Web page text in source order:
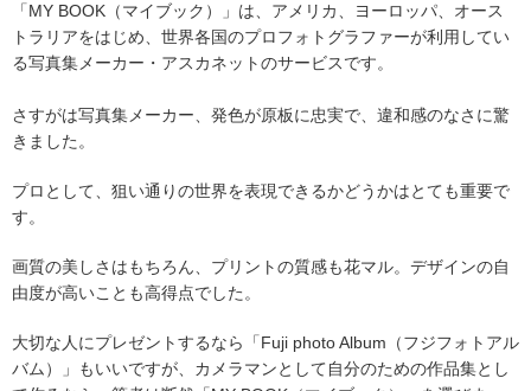
「MY BOOK（マイブック）」は、アメリカ、ヨーロッパ、オース
トラリアをはじめ、世界各国のプロフォトグラファーが利用してい
る写真集メーカー・アスカネットのサービスです。
さすがは写真集メーカー、発色が原板に忠実で、違和感のなさに驚
きました。
プロとして、狙い通りの世界を表現できるかどうかはとても重要で
す。
画質の美しさはもちろん、プリントの質感も花マル。デザインの自
由度が高いことも高得点でした。
大切な人にプレゼントするなら「Fuji photo Album（フジフォトアル
バム）」もいいですが、カメラマンとして自分のための作品集とし